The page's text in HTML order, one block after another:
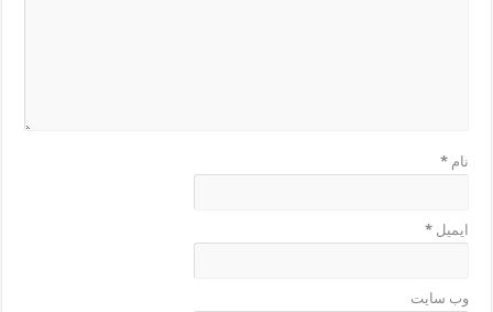
نام*
ایمیل*
وب‌ سایت